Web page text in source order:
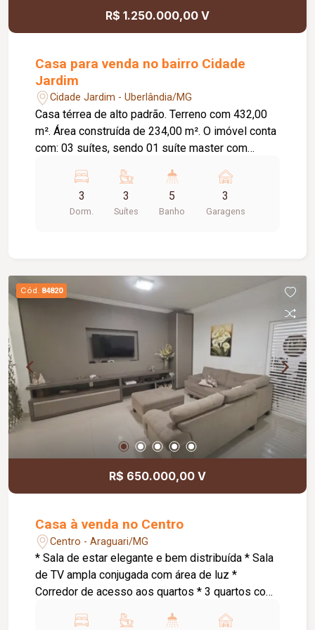
R$ 1.250.000,00 V
Casa para venda no bairro Cidade
Jardim
Cidade Jardim - Uberlândia/MG
Casa térrea de alto padrão. Terreno com 432,00
m². Área construída de 234,00 m². O imóvel conta
com: 03 suítes, sendo 01 suíte master com
inverno; Cozinha ampla e funcional; Área gourmet
com banheiro de apoio e depósito; Piscina
aquecida; Academia privativa; Lavanderia
Carregador para veículo elétrico; Portões
eletrônicos; Sistema de alarme com câmeras de
monitoramento; Cerca concertina; Acabamentos
atualizados; Ambientes amplos, modernos e bem
de venda: R$ 1.250.000,00.
3
Dorm.
3
Suítes
5
Banho
3
Garagens
Cód. 84820
R$ 650.000,00 V
Casa à venda no Centro
Centro - Araguari/MG
* Sala de estar elegante e bem distribuída * Sala
de TV ampla conjugada com área de luz *
Corredor de acesso aos quartos * 3 quartos com
planejados e banheira de hidromassagem * 1